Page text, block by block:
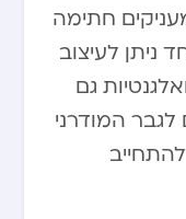
חתימה
ניתן לעיצוב
גם
המודרני